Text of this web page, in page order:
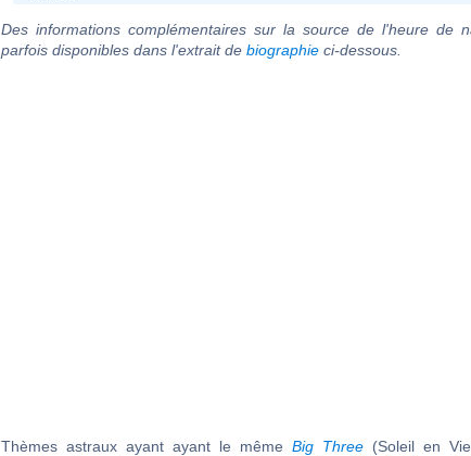
Des informations complémentaires sur la source de l'heure de
parfois disponibles dans l'extrait de biographie ci-dessous.
Thèmes astraux ayant ayant le même Big Three (Soleil en